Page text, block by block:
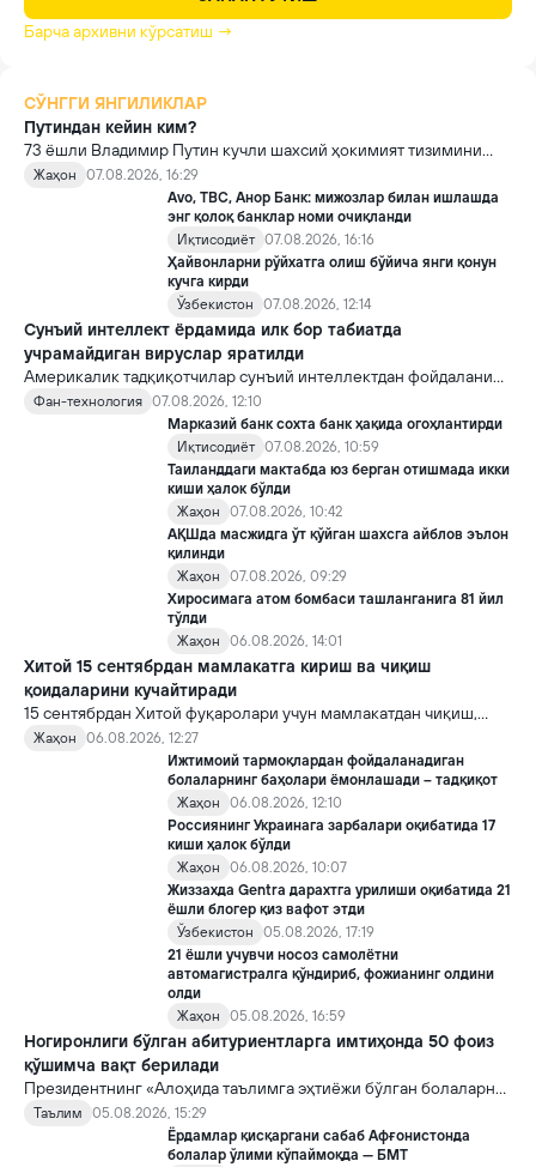
Барча архивни кўрсатиш →
СЎНГГИ ЯНГИЛИКЛАР
Путиндан кейин ким?
73 ёшли Владимир Путин кучли шахсий ҳокимият тизимини
яратди, аммо ундан кейин ким келиши ва ҳокимиятни
топшириш механизми ҳали ноаниқ. Таҳлилчилар фикрича, бу
Кремлда ворислик жангига олиб келиши мумкин.
Жаҳон
07.08.2026, 16:29
Avo, TBC, Анор Банк: мижозлар билан ишлашда
энг қолоқ банклар номи очиқланди
Иқтисодиёт 07.08.2026, 16:16
Ҳайвонларни рўйхатга олиш бўйича янги қонун
кучга кирди
Ўзбекистон
07.08.2026, 12:14
Сунъий интеллект ёрдамида илк бор табиатда
учрамайдиган вируслар яратилди
Америкалик тадқиқотчилар сунъий интеллектдан фойдаланиб
16 та вирус яратди. Бу кашфиёт янги ютуқларга умид уйғотиш
билан бирга, ундан нотўғри мақсадда фойдаланиш борасидаги
хавотирларни ҳам кучайтирмоқда.
Фан-технология 07.08.2026, 12:10
Марказий банк сохта банк ҳақида огоҳлантирди
Иқтисодиёт 07.08.2026, 10:59
Таиланддаги мактабда юз берган отишмада икки
киши ҳалок бўлди
Жаҳон
07.08.2026, 10:42
АҚШда масжидга ўт қўйган шахсга айблов эълон
қилинди
Жаҳон
07.08.2026, 09:29
Хиросимага атом бомбаси ташланганига 81 йил
тўлди
Жаҳон
06.08.2026, 14:01
Хитой 15 сентябрдан мамлакатга кириш ва чиқиш
қоидаларини кучайтиради
15 сентябрдан Хитой фуқаролари учун мамлакатдан чиқиш,
хорижликлар учун эса Хитойга кириш тартиби бўйича янги
қоидалар кучга киради.
Жаҳон
06.08.2026, 12:27
Ижтимоий тармоқлардан фойдаланадиган
болаларнинг баҳолари ёмонлашади – тадқиқот
Жаҳон
06.08.2026, 12:10
Россиянинг Украинага зарбалари оқибатида 17
киши ҳалок бўлди
Жаҳон
06.08.2026, 10:07
Жиззахда Gentra дарахтга урилиши оқибатида 21
ёшли блогер қиз вафот этди
Ўзбекистон
05.08.2026, 17:19
21 ёшли учувчи носоз самолётни
автомагистралга қўндириб, фожианинг олдини
олди
Жаҳон
05.08.2026, 16:59
Ногиронлиги бўлган абитуриентларга имтиҳонда 50 фоиз
қўшимча вақт берилади
Президентнинг «Алоҳида таълимга эҳтиёжи бўлган болаларни
таълим ва ижтимоий хизматлар билан қамраб олиш тизимини
такомиллаштириш бўйича қўшимча чора-тадбирлар
тўғрисида»ги қарори билан инклюзив таълим соҳасида қатор
Таълим
05.08.2026, 15:29
Ёрдамлар қисқаргани сабаб Афғонистонда
болалар ўлими кўпаймоқда — БМТ